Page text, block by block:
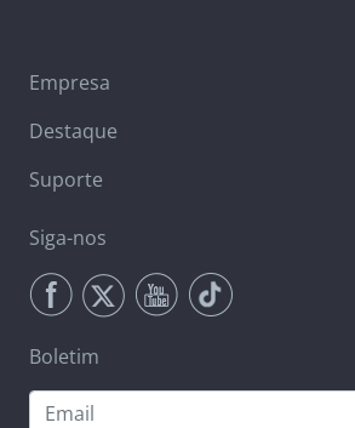
Empresa
Destaque
Suporte
Siga-nos
Boletim